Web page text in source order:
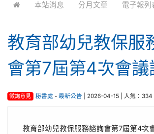
本站消息 分月文章 電子報列
教育部幼兒教保服
會第7屆第4次會議
徵詢意見 秘書處 - 最新公告 | 2026-04-15 | 人氣：334
教育部幼兒教保服務諮詢會第7屆第4次